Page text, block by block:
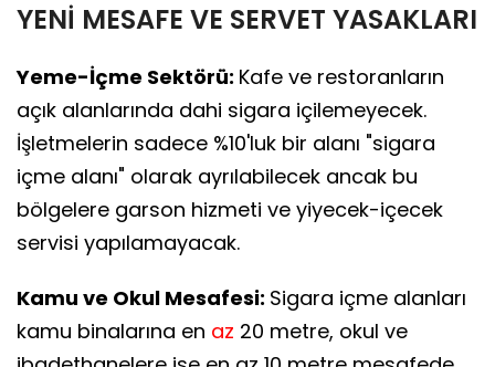
YENİ MESAFE VE SERVET YASAKLARI
Yeme-İçme Sektörü: Kafe ve restoranların
açık alanlarında dahi sigara içilemeyecek.
İşletmelerin sadece %10'luk bir alanı "sigara
içme alanı" olarak ayrılabilecek ancak bu
bölgelere garson hizmeti ve yiyecek-içecek
servisi yapılamayacak.
Kamu ve Okul Mesafesi: Sigara içme alanları
kamu binalarına en az 20 metre, okul ve